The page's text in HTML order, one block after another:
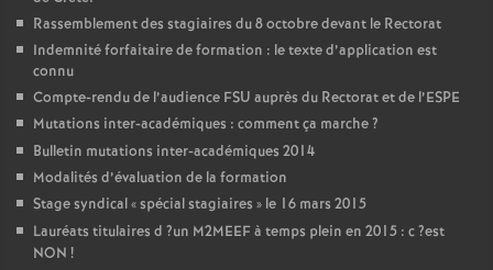
Rassemblement des stagiaires du 8 octobre devant le Rectorat
Indemnité forfaitaire de formation : le texte d’application est
connu
Compte-rendu de l’audience FSU auprès du Rectorat et de l’ESPE
Mutations inter-académiques : comment ça marche?
Bulletin mutations inter-académiques 2014
Modalités d’évaluation de la formation
Stage syndical «spécial stagiaires » le 16 mars 2015
Lauréats titulaires d ?un M2MEEFà temps plein en 2015 : c?est
NON !